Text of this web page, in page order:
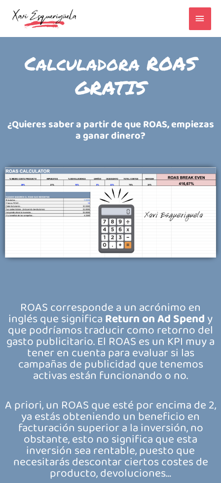
contenido
Calculadora ROAS
GRATIS
¿Quieres saber a partir de que ROAS, empiezas
a ganar dinero?
ROAS corresponde a un acrónimo en
inglés que significaReturn on Ad Spendy
que podríamos traducir como retorno del
gasto publicitario. El ROAS es un KPI muy a
tener en cuenta para evaluar si las
campañas de publicidad que tenemos
activas están funcionando o no.
A priori, un ROAS que esté por encima de 2,
ya estás obteniendo un beneficio en
facturación superior a la inversión, no
obstante, esto no significa que esta
inversión sea rentable, puesto que
necesitarás descontar ciertos costes de
producto, devoluciones…